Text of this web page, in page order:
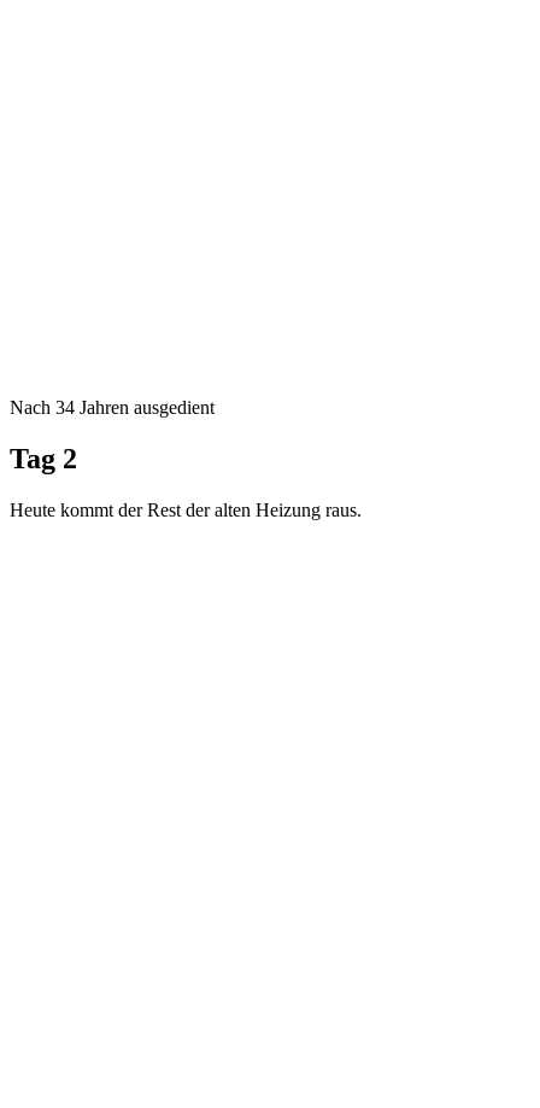
Nach 34 Jahren ausgedient
Tag 2
Heute kommt der Rest der alten Heizung raus.